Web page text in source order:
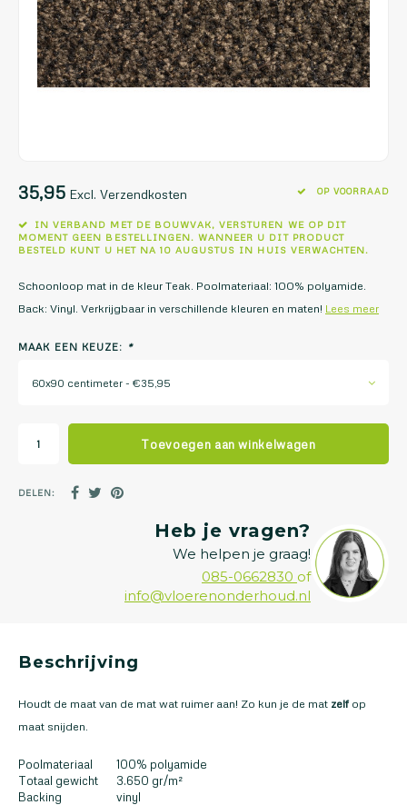
35,95 Excl. Verzendkosten OP VOORRAAD
IN VERBAND MET DE BOUWVAK, VERSTUREN WE OP DIT
MOMENT GEEN BESTELLINGEN. WANNEER U DIT PRODUCT
BESTELD KUNT U HET NA 10 AUGUSTUS IN HUIS VERWACHTEN.
Schoonloop mat in de kleur Teak. Poolmateriaal: 100% polyamide.
Back: Vinyl. Verkrijgbaar in verschillende kleuren en maten! Lees meer
MAAK EEN KEUZE: *
60x90 centimeter - €35,95
Toevoegen aan winkelwagen
DELEN:
Heb je vragen?
We helpen je graag!
085-0662830 of
info@vloerenonderhoud.nl
Beschrijving
Houdt de maat van de mat wat ruimer aan! Zo kun je de mat zelfop
maat snijden.
Poolmateriaal
100% polyamide
Totaal gewicht
3.650 gr/m²
Backing
vinyl